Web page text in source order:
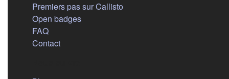
Premiers pas sur Callisto
Open badges
FAQ
Contact